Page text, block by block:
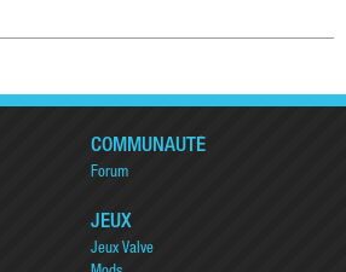
COMMUNAUTÉ
Forum
JEUX
Jeux Valve